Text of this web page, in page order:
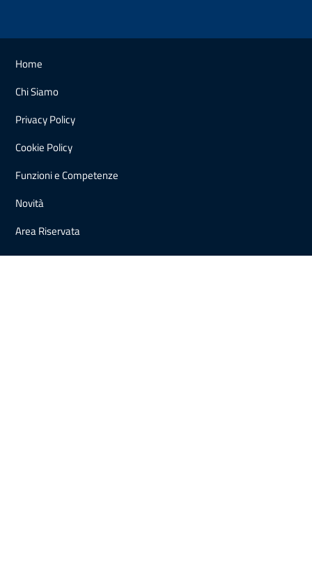
Home
Chi Siamo
Privacy Policy
Cookie Policy
Funzioni e Competenze
Novità
Area Riservata